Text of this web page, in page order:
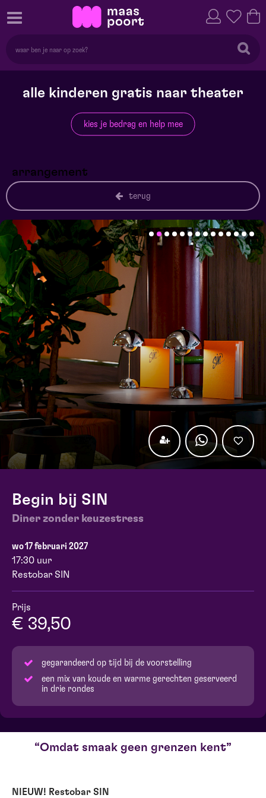
alle kinderen gratis naar theater
kies je bedrag en help mee
arrangement
terug
Begin bij SIN
Diner zonder keuzestress
wo 17 februari 2027
17:30 uur
Restobar SIN
Prijs
€ 39,50
gegarandeerd op tijd bij de voorstelling
een mix van koude en warme gerechten geserveerd
in drie rondes
Omdat smaak geen grenzen kent
NIEUW! Restobar SIN